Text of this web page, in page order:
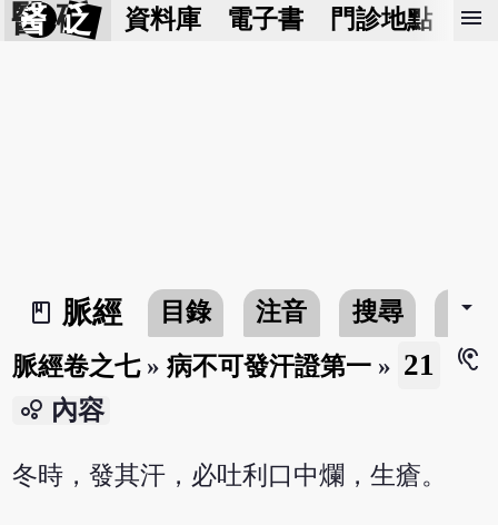
醫 砭 資料庫 電子書 門診地點 預
menu
book_2
脈經 目錄 注音 搜尋 書介
arrow_drop_down
脈經卷之七»病不可發汗證第一 » 21
hearing
bubble_chart 內容
冬時，發其汗，必吐利口中爛，生瘡。